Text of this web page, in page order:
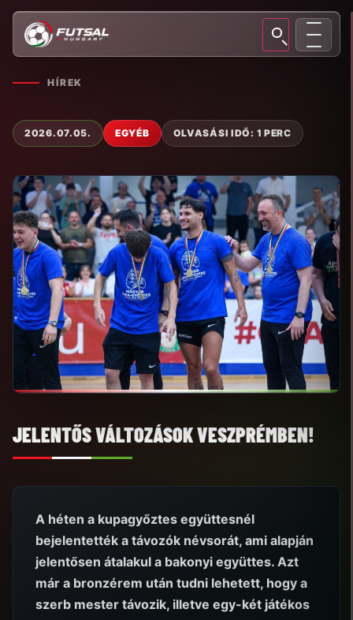
HÍREK
2026.07.05. EGYÉB OLVASÁSI IDŐ: 1 PERC
JELENTŐS VÁLTOZÁSOK VESZPRÉMBEN!
A héten a kupagyőztes együttesnél
bejelentették a távozók névsorát, ami alapján
jelentősen átalakul a bakonyi együttes. Azt
már a bronzérem után tudni lehetett, hogy a
szerb mester távozik, illetve egy-két játékos